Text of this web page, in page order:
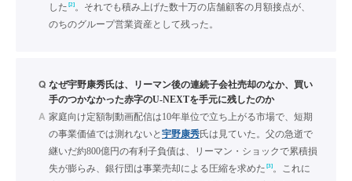
した [2]。それでも積み上げた数十万の店舗顧客の月額接点が、
のちのグループ営業資産として残った。
Q なぜ宇野康秀氏は、リーマン後の連続子会社売却のなか、買い
手のつかなかった赤字のU-NEXTを手元に残したのか
A 家庭向け定額制動画配信は10年単位で立ち上がる市場で、短期
の事業価値では測れないと 宇野康秀氏は見ていた。父の急逝で
継いだ約800億円の有利子負債は、リーマン・ショックで累積損
失が膨らみ、銀行団は事業売却による圧縮を求めた [3]。これに